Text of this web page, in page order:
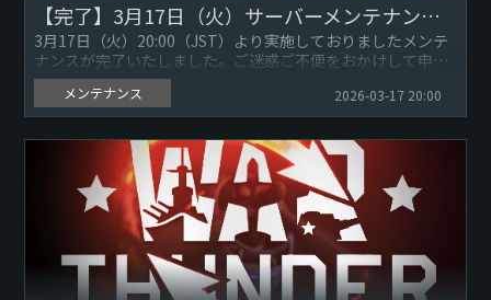
【完了】3月17日（火）サーバーメンテナンスのお知らせ
3月17日（火）20:00（JST）より実施しておりましたメンテ
ナンスが完了いたしました。ご迷惑ご不便をおかけして申し
訳ありません。引き続き『War Thunder』をよろしくお願...
メンテナンス 2026-03-17 20:00